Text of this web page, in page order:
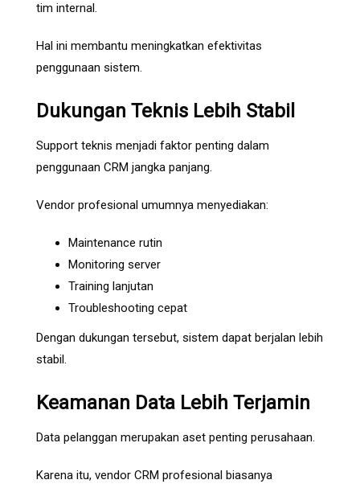
tim internal.
Hal ini membantu meningkatkan efektivitas
penggunaan sistem.
Dukungan Teknis Lebih Stabil
Support teknis menjadi faktor penting dalam
penggunaan CRM jangka panjang.
Vendor profesional umumnya menyediakan:
Maintenance rutin
Monitoring server
Training lanjutan
Troubleshooting cepat
Dengan dukungan tersebut, sistem dapat berjalan lebih
stabil.
Keamanan Data Lebih Terjamin
Data pelanggan merupakan aset penting perusahaan.
Karena itu, vendor CRM profesional biasanya